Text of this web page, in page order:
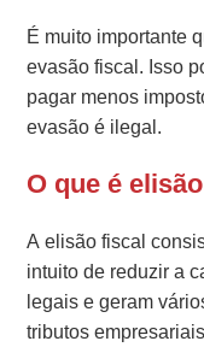
É muito importante
evasão fiscal. Isso
pagar menos
evasão é ilegal.
O que é
A elisão fiscal
intuito de reduzir a
legais e geram
tributos